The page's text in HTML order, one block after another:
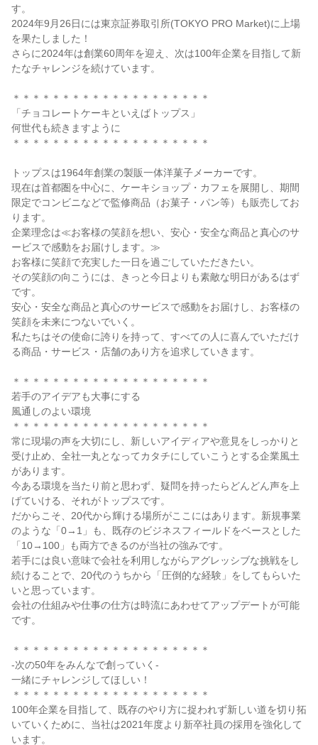
す。
2024年9月26日には東京証券取引所(TOKYO PRO Market)に上場
を果たしました！
さらに2024年は創業60周年を迎え、次は100年企業を目指して新
たなチャレンジを続けています。
＊＊＊＊＊＊＊＊＊＊＊＊＊＊＊＊＊＊＊＊
「チョコレートケーキといえばトップス」
何世代も続きますように
＊＊＊＊＊＊＊＊＊＊＊＊＊＊＊＊＊＊＊＊
トップスは1964年創業の製販一体洋菓子メーカーです。
現在は首都圏を中心に、ケーキショップ・カフェを展開し、期間
限定でコンビニなどで監修商品（お菓子・パン等）も販売してお
ります。
企業理念は≪お客様の笑顔を想い、安心・安全な商品と真心のサ
ービスで感動をお届けします。≫
お客様に笑顔で充実した一日を過ごしていただきたい。
その笑顔の向こうには、きっと今日よりも素敵な明日があるはず
です。
安心・安全な商品と真心のサービスで感動をお届けし、お客様の
笑顔を未来につないでいく。
私たちはその使命に誇りを持って、すべての人に喜んでいただけ
る商品・サービス・店舗のあり方を追求していきます。
＊＊＊＊＊＊＊＊＊＊＊＊＊＊＊＊＊＊＊＊
若手のアイデアも大事にする
風通しのよい環境
＊＊＊＊＊＊＊＊＊＊＊＊＊＊＊＊＊＊＊＊
常に現場の声を大切にし、新しいアイディアや意見をしっかりと
受け止め、全社一丸となってカタチにしていこうとする企業風土
があります。
今ある環境を当たり前と思わず、疑問を持ったらどんどん声を上
げていける、それがトップスです。
だからこそ、20代から輝ける場所がここにはあります。新規事業
のような「0→1」も、既存のビジネスフィールドをベースとした
「10→100」も両方できるのが当社の強みです。
若手には良い意味で会社を利用しながらアグレッシブな挑戦をし
続けることで、20代のうちから「圧倒的な経験」をしてもらいた
いと思っています。
会社の仕組みや仕事の仕方は時流にあわせてアップデートが可能
です。
＊＊＊＊＊＊＊＊＊＊＊＊＊＊＊＊＊＊＊＊
-次の50年をみんなで創っていく-
一緒にチャレンジしてほしい！
＊＊＊＊＊＊＊＊＊＊＊＊＊＊＊＊＊＊＊＊
100年企業を目指して、既存のやり方に捉われず新しい道を切り拓
いていくために、当社は2021年度より新卒社員の採用を強化して
います。